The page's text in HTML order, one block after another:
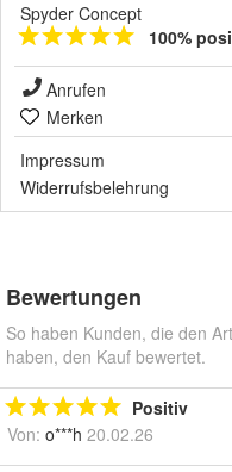
Spyder Concept
100%
Anrufen
Merken
Impressum
Widerrufsbelehrung
Bewertungen
So haben Kunden, die den
haben, den Kauf bewertet.
Positiv
Von: o***h 20.02.26